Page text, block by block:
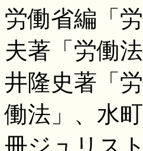
労働省編「
夫著「労働
井隆史著「
働法」、水